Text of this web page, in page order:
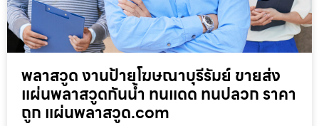
พลาสวูด งานป้ายโฆษณาบุรีรัมย์ ขายส่ง
แผ่นพลาสวูดกันน้ำ ทนแดด ทนปลวก ราคา
ถูก แผ่นพลาสวูด.com